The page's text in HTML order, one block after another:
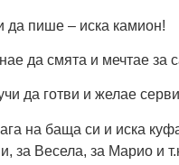
да пише – иска камион!
да смята и мечтае за
да готви и желае
на баща си и иска
за Весела, за Марио и